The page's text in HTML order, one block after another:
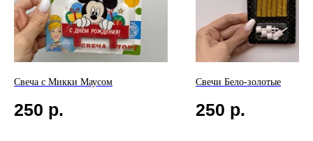
Свеча с Микки Маусом
250 р.
Свечи Бело-золотые
250 р.